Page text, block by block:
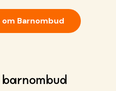
Barnombud